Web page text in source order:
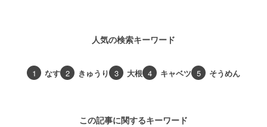
人気の検索キーワード
1 なす 2 きゅうり 3 大根 4 キャベツ 5 そうめん
この記事に関するキーワード